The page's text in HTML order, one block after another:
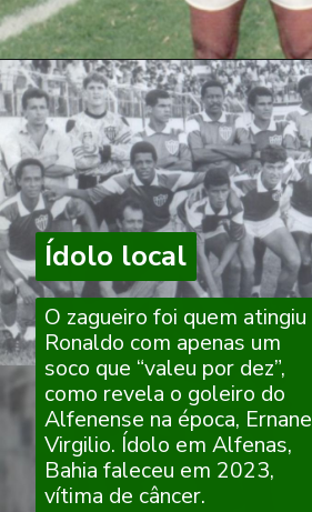
Ídolo local
Ídolo local
O zagueiro foi quem atingiu
Ronaldo com apenas um
soco que “valeu por dez”,
como revela o goleiro do
Alfenense na época, Ernane
Virgilio. Ídolo em Alfenas,
Bahia faleceu em 2023,
vítima de câncer.